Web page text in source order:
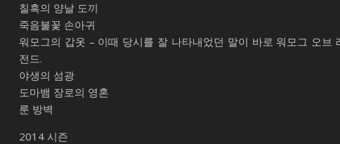
칠흑의 양날 도끼
죽음불꽃 손아귀
워모그의 갑옷 – 이때 당시를 잘 나타내었던 말이 바로 워모그 오브
전드.
야생의 섬광
도마뱀 장로의 영혼
룬 방벽
2014 시즌